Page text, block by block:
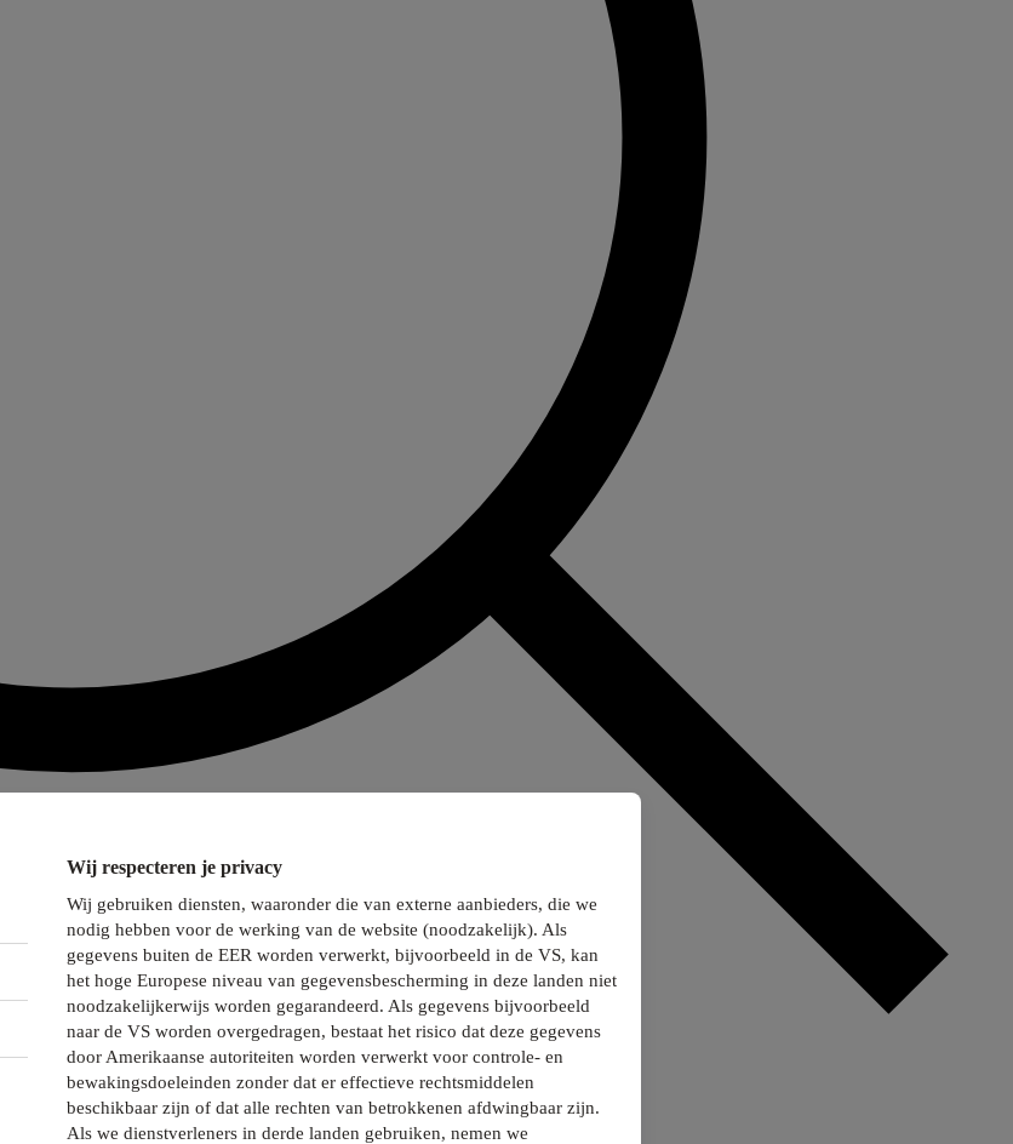
Wij respecteren je privacy
Wij gebruiken diensten, waaronder die van externe aanbieders, die we
nodig hebben voor de werking van de website (noodzakelijk). Als
gegevens buiten de EER worden verwerkt, bijvoorbeeld in de VS, kan
het hoge Europese niveau van gegevensbescherming in deze landen niet
noodzakelijkerwijs worden gegarandeerd. Als gegevens bijvoorbeeld
naar de VS worden overgedragen, bestaat het risico dat deze gegevens
door Amerikaanse autoriteiten worden verwerkt voor controle- en
bewakingsdoeleinden zonder dat er effectieve rechtsmiddelen
beschikbaar zijn of dat alle rechten van betrokkenen afdwingbaar zijn.
Als we dienstverleners in derde landen gebruiken, nemen we